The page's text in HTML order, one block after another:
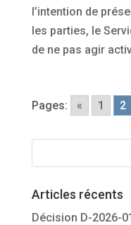
l’intention de
les parties, le
de ne pas agir
Pages: « 1 2
Articles récents
Décision D-2026-